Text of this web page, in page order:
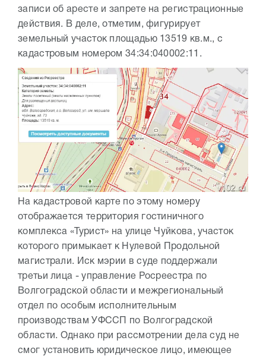
записи об аресте и запрете на регистрационные
действия. В деле, отметим, фигурирует
земельный участок площадью 13519 кв.м., с
кадастровым номером 34:34:040002:11.
На кадастровой карте по этому номеру
отображается территория гостиничного
комплекса «Турист» на улице Чуйкова, участок
которого примыкает к Нулевой Продольной
магистрали. Иск мэрии в суде поддержали
третьи лица - управление Росреестра по
Волгоградской области и межрегиональный
отдел по особым исполнительным
производствам УФССП по Волгоградской
области. Однако при рассмотрении дела суд не
смог установить юридическое лицо, имеющее